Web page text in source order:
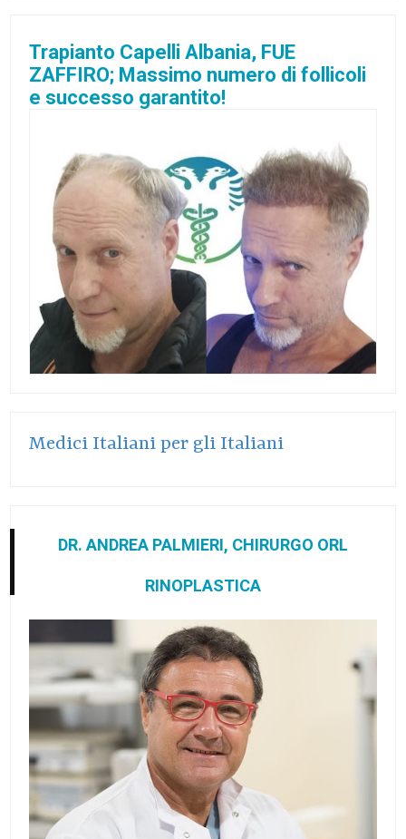
Trapianto Capelli Albania, FUE
ZAFFIRO; Massimo numero di follicoli
e successo garantito!
Medici Italiani per gli Italiani
DR. ANDREA PALMIERI, CHIRURGO ORL
RINOPLASTICA